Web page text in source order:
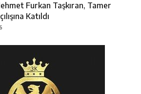
Furkan Taşkıran, Tamer
Katıldı